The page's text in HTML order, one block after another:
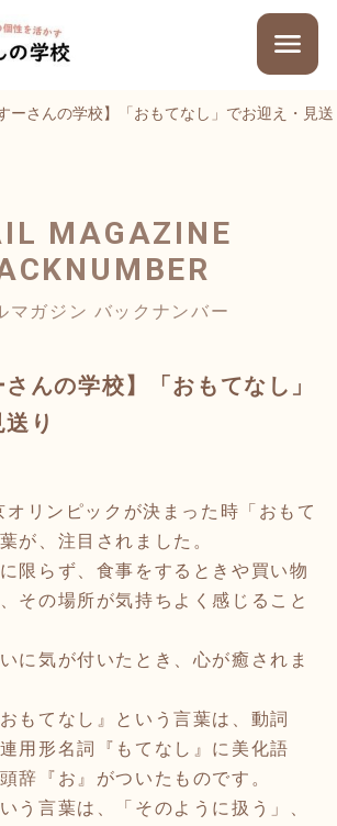
ーさんの学校】「おもてなし」でお迎え・見送
MAGAZINE
マガジン バックナンバー
んの学校】「おもてなし」
り
リンピックが決まった時「おもて
が、注目されました。
限らず、食事をするときや買い物
その場所が気持ちよく感じること
に気が付いたとき、心が癒されま
もてなし』という言葉は、動詞
用形名詞『もてなし』に美化語
辞『お』がついたものです。
う言葉は、「そのように扱う」、